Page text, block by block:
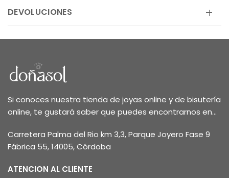
DEVOLUCIONES
Si conoces nuestra tienda de joyas online y de bisutería
online, te gustará saber que puedes encontrarnos en...
Carretera Palma del Rio km 3,3, Parque Joyero Fase 9
Fábrica 55, 14005, Córdoba
ATENCION AL CLIENTE